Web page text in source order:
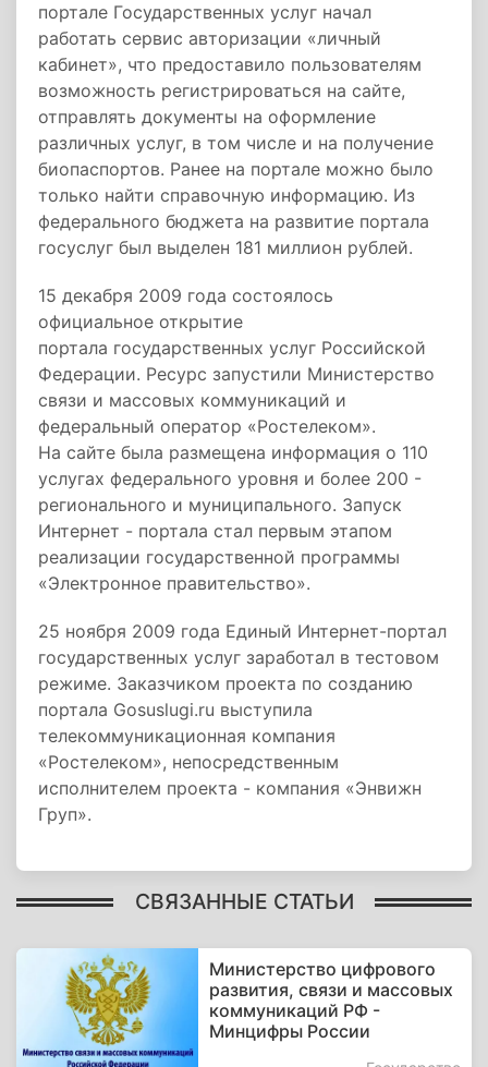
портале Государственных услуг начал
работать сервис авторизации «личный
кабинет», что предоставило пользователям
возможность регистрироваться на сайте,
отправлять документы на оформление
различных услуг, в том числе и на получение
биопаспортов. Ранее на портале можно было
только найти справочную информацию. Из
федерального бюджета на развитие портала
госуслуг был выделен 181 миллион рублей.
15 декабря 2009 года состоялось
официальное открытие
портала государственных услуг Российской
Федерации. Ресурс запустили Министерство
связи и массовых коммуникаций и
федеральный оператор «Ростелеком».
На сайте была размещена информация о 110
услугах федерального уровня и более 200 -
регионального и муниципального. Запуск
Интернет - портала стал первым этапом
реализации государственной программы
«Электронное правительство».
25 ноября 2009 года Единый Интернет-портал
государственных услуг заработал в тестовом
режиме. Заказчиком проекта по созданию
портала Gosuslugi.ru выступила
телекоммуникационная компания
«Ростелеком», непосредственным
исполнителем проекта - компания «Энвижн
Груп».
СВЯЗАННЫЕ СТАТЬИ
Министерство цифрового
развития, связи и массовых
коммуникаций РФ -
Минцифры России